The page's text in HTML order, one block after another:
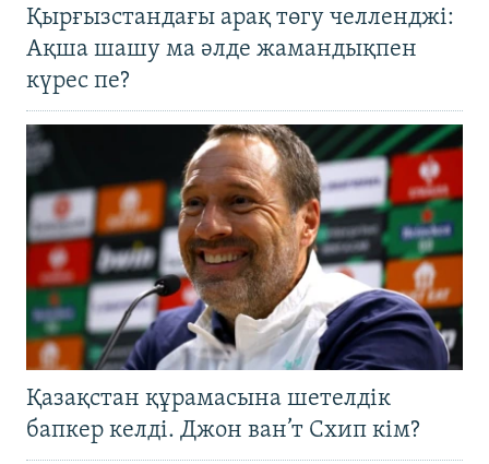
Қырғызстандағы арақ төгу челленджі:
Ақша шашу ма әлде жамандықпен
күрес пе?
Қазақстан құрамасына шетелдік
бапкер келді. Джон ван’т Схип кім?